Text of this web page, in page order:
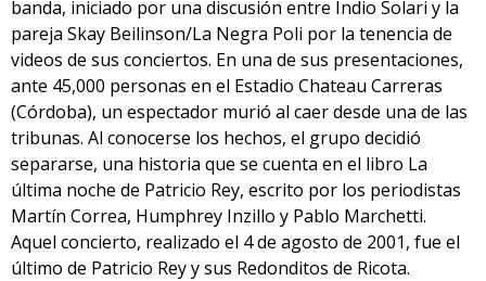
banda, iniciado por una discusión entre Indio Solari y la
pareja Skay Beilinson/La Negra Poli por la tenencia de
videos de sus conciertos. En una de sus presentaciones,
ante 45,000 personas en el Estadio Chateau Carreras
(Córdoba), un espectador murió al caer desde una de las
tribunas. Al conocerse los hechos, el grupo decidió
separarse, una historia que se cuenta en el libro La
última noche de Patricio Rey, escrito por los periodistas
Martín Correa, Humphrey Inzillo y Pablo Marchetti.
Aquel concierto, realizado el 4 de agosto de 2001, fue el
último de Patricio Rey y sus Redonditos de Ricota.